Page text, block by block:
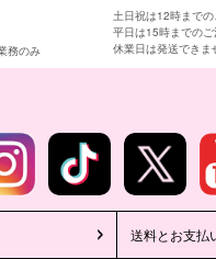
グテールキャバドレスです。高級
レガントで上品な印象を与え、華
ジやクラブなどの高級店で人気
丈）ドレスです。様々なニーズ
に向けた高級ドレスも多数ご用意し
のキャバドレスです。働くキャバク
に指定がある場合があるのでお店選
ことがおすすめです。可愛いだけで
な系統のミニドレスがあり、普段
楽しむのもお仕事の意欲を上げるき
務のみ
土日祝は12時までの
平日は15時までのご
休業日は発送できま
送料とお支払